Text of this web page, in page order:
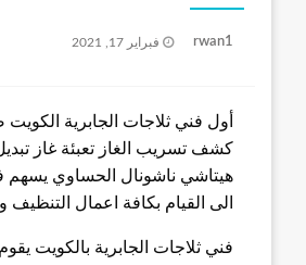
rwan1
نُشر
فبراير 17, 2021
أول فني ثلاجات الجابرية
كشف تسريب الغاز تعبئة غاز
هيتاشي ناشونال الحساوي يسهم
الى القيام بكافة اعمال التنظيف
فني ثلاجات الجابرية بالكويت